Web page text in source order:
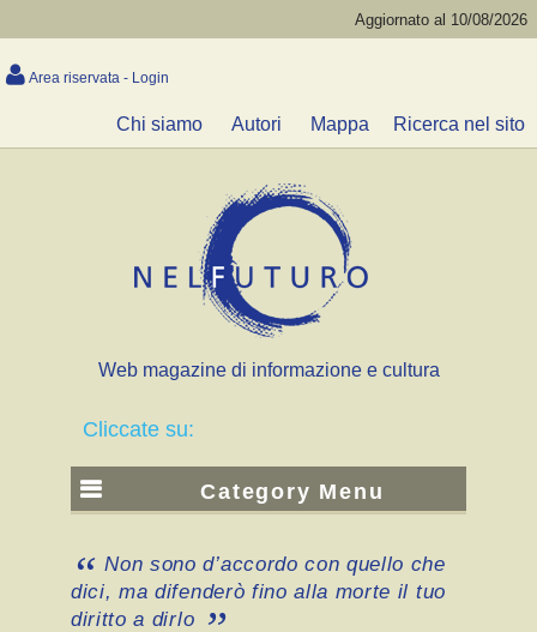
Aggiornato al 10/08/2026
Area riservata - Login
Chi siamo Autori Mappa Ricerca nel sito
Web magazine di informazione e cultura
Cliccate su:
Category Menu
Non sono d’accordo con quello che
dici, ma difenderò fino alla morte il tuo
diritto a dirlo